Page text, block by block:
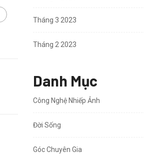
Tháng 3 2023
Tháng 2 2023
Danh Mục
Công Nghệ Nhiếp Ảnh
Đời Sống
Góc Chuyên Gia